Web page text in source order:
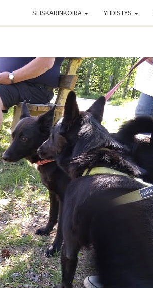
SEISKARINKOIRA YHDISTYS